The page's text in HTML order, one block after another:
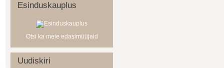
Esinduskauplus
Otsi ka meie edasimüüjaid
Uudiskiri